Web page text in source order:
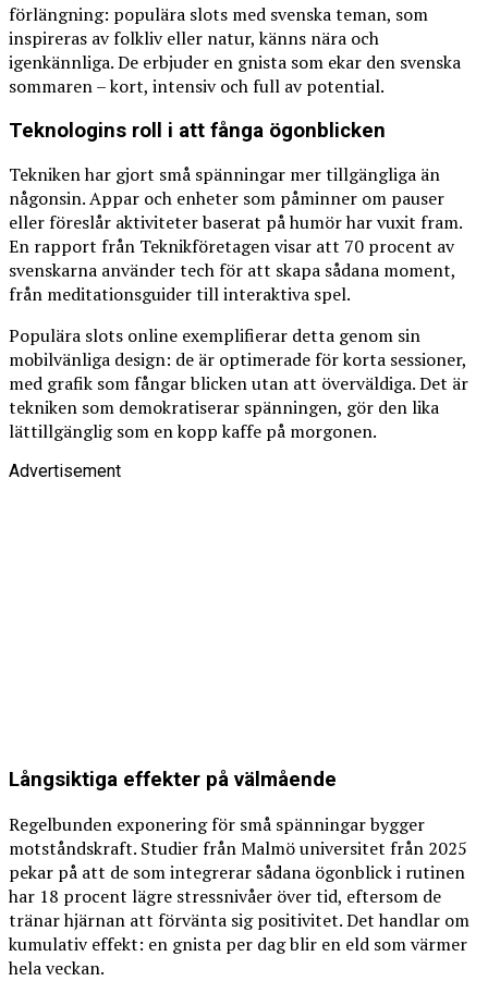
förlängning: populära slots med svenska teman, som
inspireras av folkliv eller natur, känns nära och
igenkännliga. De erbjuder en gnista som ekar den svenska
sommaren – kort, intensiv och full av potential.
Teknologins roll i att fånga ögonblicken
Tekniken har gjort små spänningar mer tillgängliga än
någonsin. Appar och enheter som påminner om pauser
eller föreslår aktiviteter baserat på humör har vuxit fram.
En rapport från Teknikföretagen visar att 70 procent av
svenskarna använder tech för att skapa sådana moment,
från meditationsguider till interaktiva spel.
Populära slots online exemplifierar detta genom sin
mobilvänliga design: de är optimerade för korta sessioner,
med grafik som fångar blicken utan att överväldiga. Det är
tekniken som demokratiserar spänningen, gör den lika
lättillgänglig som en kopp kaffe på morgonen.
Advertisement
Långsiktiga effekter på välmående
Regelbunden exponering för små spänningar bygger
motståndskraft. Studier från Malmö universitet från 2025
pekar på att de som integrerar sådana ögonblick i rutinen
har 18 procent lägre stressnivåer över tid, eftersom de
tränar hjärnan att förvänta sig positivitet. Det handlar om
kumulativ effekt: en gnista per dag blir en eld som värmer
hela veckan.